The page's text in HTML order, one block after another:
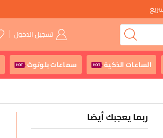
تسجيل الدخول
الساعات الذكية HOT سماعات بلوتوث HOT
ربما يعجبك أيضا